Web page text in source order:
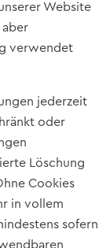
Website
aber
verwendet
jederzeit
oder
Löschung
Cookies
in vollem
sofern